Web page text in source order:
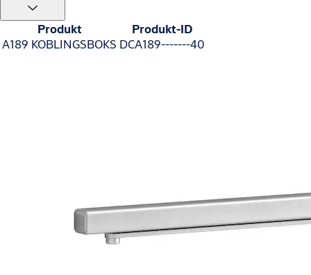
Produkt
Produkt-ID
A189 KOBLINGSBOKS DCA189-------40